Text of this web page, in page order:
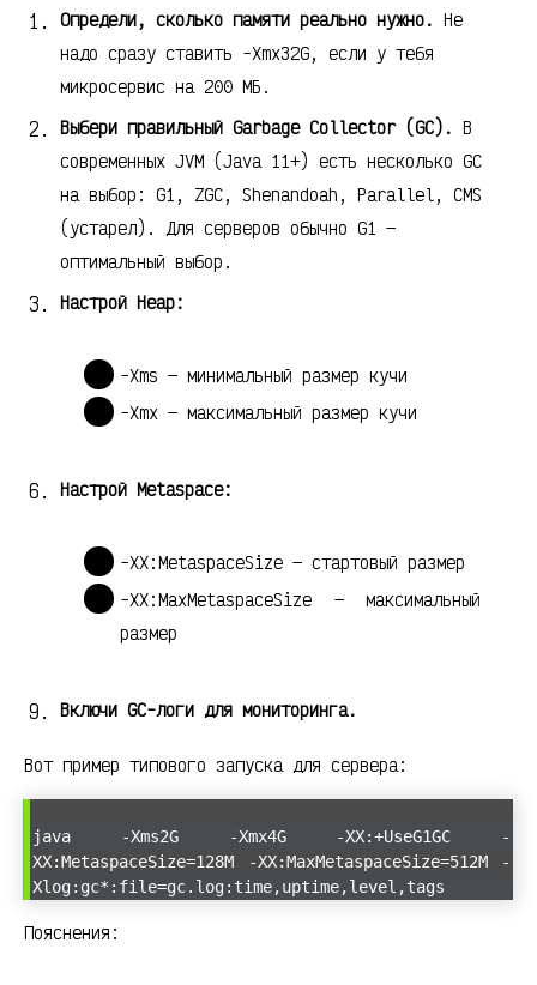
Определи, сколько памяти реально нужно. Не
надо сразу ставить -Xmx32G, если у тебя
микросервис на 200 МБ.
Выбери правильный Garbage Collector (GC). В
современных JVM (Java 11+) есть несколько GC
на выбор: G1, ZGC, Shenandoah, Parallel, CMS
(устарел). Для серверов обычно G1 —
оптимальный выбор.
Настрой Heap:
-Xms — минимальный размер кучи
-Xmx — максимальный размер кучи
Настрой Metaspace:
-XX:MetaspaceSize — стартовый размер
-XX:MaxMetaspaceSize — максимальный
размер
Включи GC-логи для мониторинга.
Вот пример типового запуска для сервера:
java -Xms2G -Xmx4G -XX:+UseG1GC -
XX:MetaspaceSize=128M -XX:MaxMetaspaceSize=512M -
Xlog:gc*:file=gc.log:time,uptime,level,tags
Пояснения: